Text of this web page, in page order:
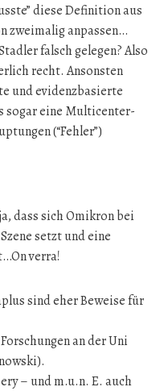
diese Definition aus
zweimalig anpassen…
falsch gelegen? Also
recht. Ansonsten
und evidenzbasierte
sogar eine Multicenter-
(“Fehler”)
dass sich Omikron bei
setzt und eine
verra!
sind eher Beweise für
an der Uni
– und m.u.n. E. auch